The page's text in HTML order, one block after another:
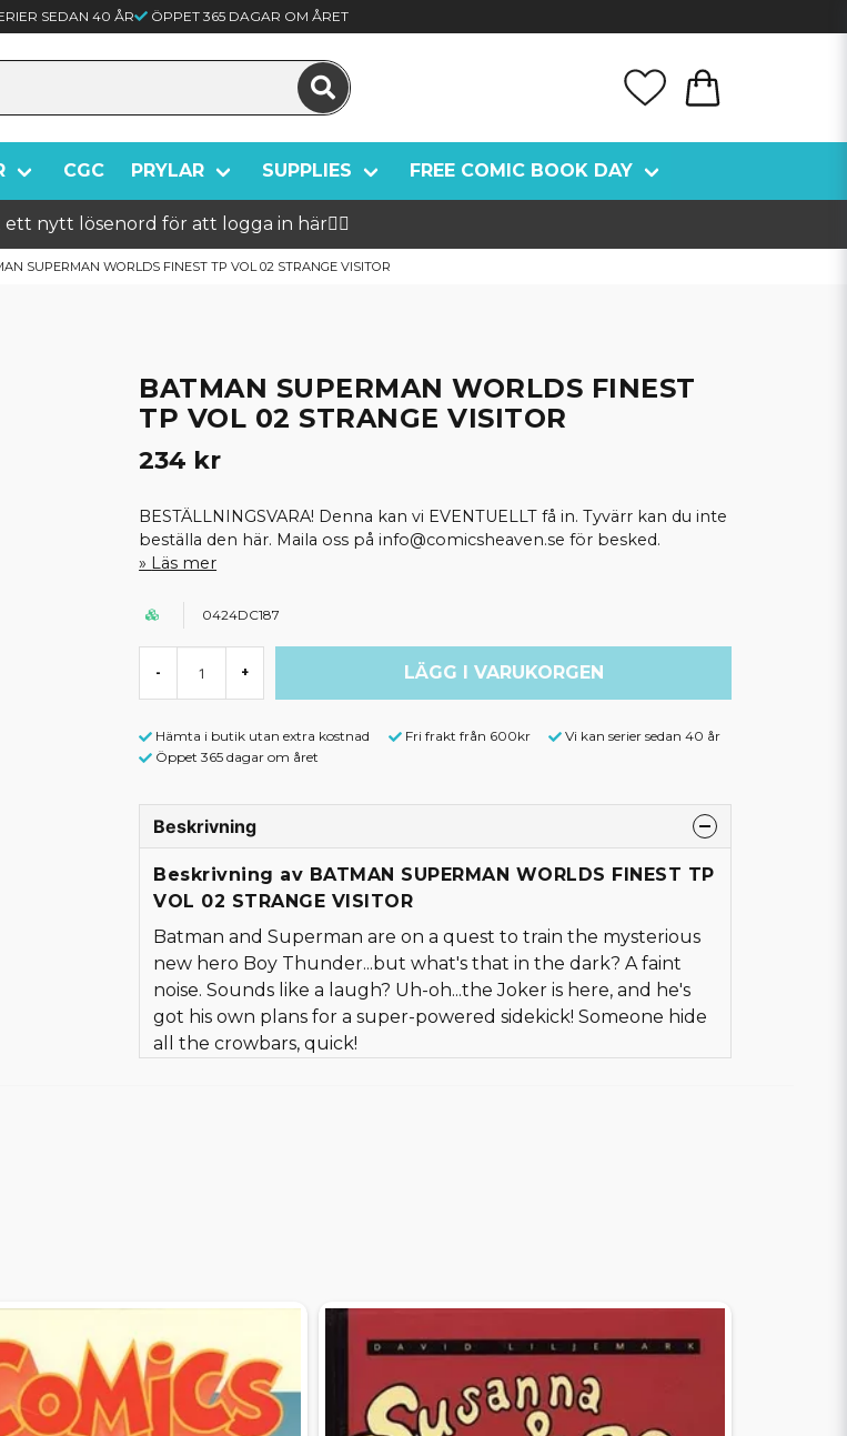
SEDAN 40 ÅR ÖPPET 365 DAGAR OM ÅRET
CGC PRYLAR SUPPLIES FREE COMIC BOOK DAY
ett nytt lösenord för att logga in här🦸‍♂️
SUPERMAN WORLDS FINEST TP VOL 02 STRANGE VISITOR
BATMAN SUPERMAN WORLDS FINEST
TP VOL 02 STRANGE VISITOR
234 kr
BESTÄLLNINGSVARA! Denna kan vi EVENTUELLT få in. Tyvärr kan du inte
beställa den här. Maila oss på info@comicsheaven.se för besked.
Läs mer
0424DC187
- + LÄGG I VARUKORGEN
Hämta i butik utan extra kostnad Fri frakt från 600kr
Vi kan serier sedan 40 år
Öppet 365 dagar om året
Beskrivning
Beskrivning av BATMAN SUPERMAN WORLDS FINEST TP
VOL 02 STRANGE VISITOR
Batman and Superman are on a quest to train the mysterious
new hero Boy Thunder...but what's that in the dark? A faint
noise. Sounds like a laugh? Uh-oh...the Joker is here, and he's
got his own plans for a super-powered sidekick! Someone hide
all the crowbars, quick!